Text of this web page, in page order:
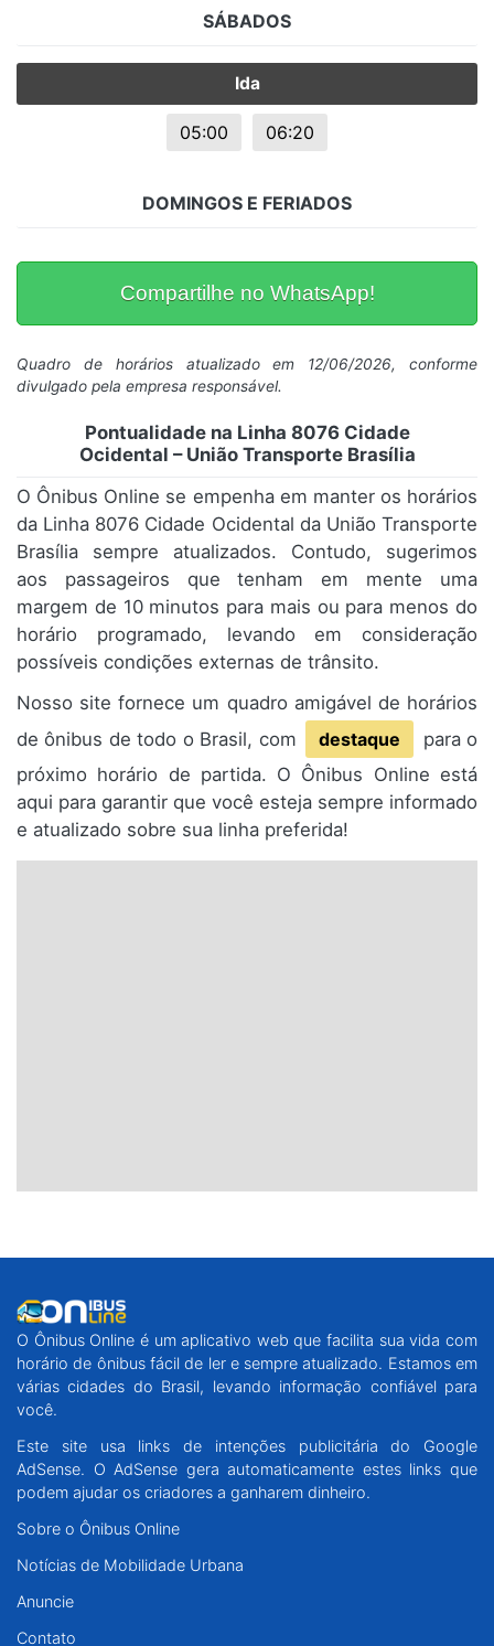
SÁBADOS
Ida
05:00 06:20
DOMINGOS E FERIADOS
Compartilhe no WhatsApp!
Quadro de horários atualizado em 12/06/2026, conforme
divulgado pela empresa responsável.
Pontualidade na Linha 8076 Cidade
Ocidental – União Transporte Brasília
O Ônibus Online se empenha em manter os horários
da Linha 8076 Cidade Ocidental da União Transporte
Brasília sempre atualizados. Contudo, sugerimos
aos passageiros que tenham em mente uma
margem de 10 minutos para mais ou para menos do
horário programado, levando em consideração
possíveis condições externas de trânsito.
Nosso site fornece um quadro amigável de horários
de ônibus de todo o Brasil, com
destaque
para o
próximo horário de partida. O Ônibus Online está
aqui para garantir que você esteja sempre informado
e atualizado sobre sua linha preferida!
O Ônibus Online é um aplicativo web que facilita sua vida com
horário de ônibus fácil de ler e sempre atualizado. Estamos em
várias cidades do Brasil, levando informação confiável para
você.
Este site usa links de intenções publicitária do Google
AdSense. O AdSense gera automaticamente estes links que
podem ajudar os criadores a ganharem dinheiro.
Sobre o Ônibus Online
Notícias de Mobilidade Urbana
Anuncie
Contato